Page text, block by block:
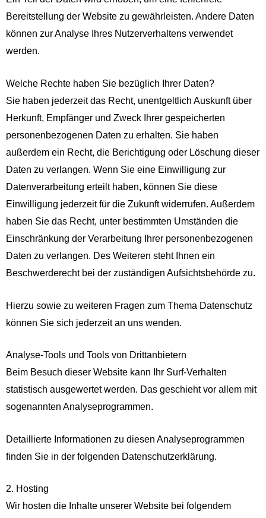
Bereitstellung der Website zu gewährleisten. Andere Daten
können zur Analyse Ihres Nutzerverhaltens verwendet
werden.
Welche Rechte haben Sie bezüglich Ihrer Daten?
Sie haben jederzeit das Recht, unentgeltlich Auskunft über
Herkunft, Empfänger und Zweck Ihrer gespeicherten
personenbezogenen Daten zu erhalten. Sie haben
außerdem ein Recht, die Berichtigung oder Löschung dieser
Daten zu verlangen. Wenn Sie eine Einwilligung zur
Datenverarbeitung erteilt haben, können Sie diese
Einwilligung jederzeit für die Zukunft widerrufen. Außerdem
haben Sie das Recht, unter bestimmten Umständen die
Einschränkung der Verarbeitung Ihrer personenbezogenen
Daten zu verlangen. Des Weiteren steht Ihnen ein
Beschwerderecht bei der zuständigen Aufsichtsbehörde zu.
Hierzu sowie zu weiteren Fragen zum Thema Datenschutz
können Sie sich jederzeit an uns wenden.
Analyse-Tools und Tools von Dritt­anbietern
Beim Besuch dieser Website kann Ihr Surf-Verhalten
statistisch ausgewertet werden. Das geschieht vor allem mit
sogenannten Analyseprogrammen.
Detaillierte Informationen zu diesen Analyseprogrammen
finden Sie in der folgenden Datenschutzerklärung.
2. Hosting
Wir hosten die Inhalte unserer Website bei folgendem